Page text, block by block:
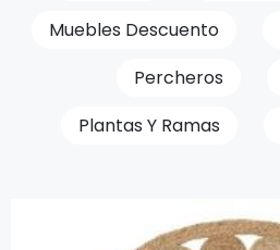
Muebles Descuento
Percheros
Plantas Y Ramas